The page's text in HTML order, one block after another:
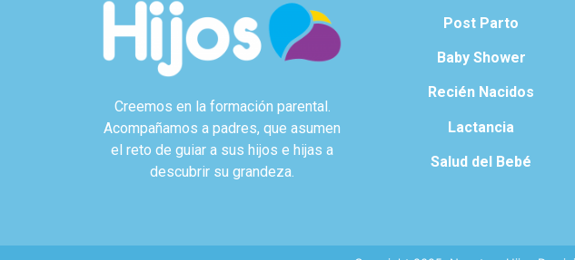
Creemos en la formación parental.
Acompañamos a padres, que asumen
el reto de guiar a sus hijos e hijas a
descubrir su grandeza.
Post Parto
Baby Shower
Recién Nacidos
Lactancia
Salud del Bebé